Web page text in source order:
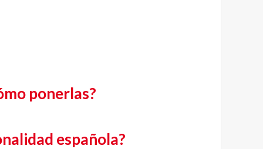
ponerlas?
española?